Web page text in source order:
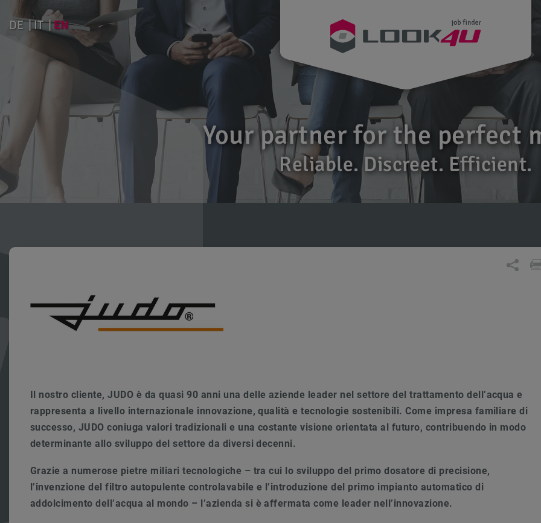
DE IT EN
Your partner for the perfect
Reliable. Discreet. Efficient.
Il nostro cliente, JUDO è da quasi 90 anni una delle aziende leader nel settore del trattamento dell’acqua e
rappresenta a livello internazionale innovazione, qualità e tecnologie sostenibili. Come impresa familiare di
successo, JUDO coniuga valori tradizionali e una costante visione orientata al futuro, contribuendo in modo
determinante allo sviluppo del settore da diversi decenni.
Grazie a numerose pietre miliari tecnologiche – tra cui lo sviluppo del primo dosatore di precisione,
l’invenzione del filtro autopulente controlavabile e l’introduzione del primo impianto automatico di
addolcimento dell’acqua al mondo – l’azienda si è affermata come leader nell’innovazione.